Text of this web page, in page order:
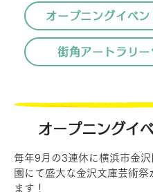
オープニングイベン
街角アートラリー
オープニングイ
毎年9月の3連休に横浜市金
園にて盛大な金沢文庫芸術祭
ます！